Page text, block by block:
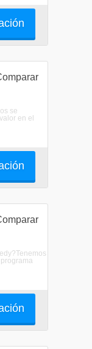
se
en el